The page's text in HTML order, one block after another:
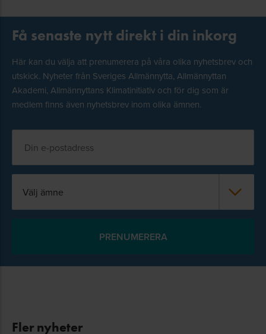
Få senaste nytt direkt i din inkorg
Här kan du välja att prenumerera på våra olika nyhetsbrev och
utskick. Nyheter från Sveriges Allmännytta, Allmännyttan
Akademi, Allmännyttans Klimatinitiativ och för dig som är
medlem finns även nyhetsbrev inom olika ämnen.
Välj ämne
Fler nyheter